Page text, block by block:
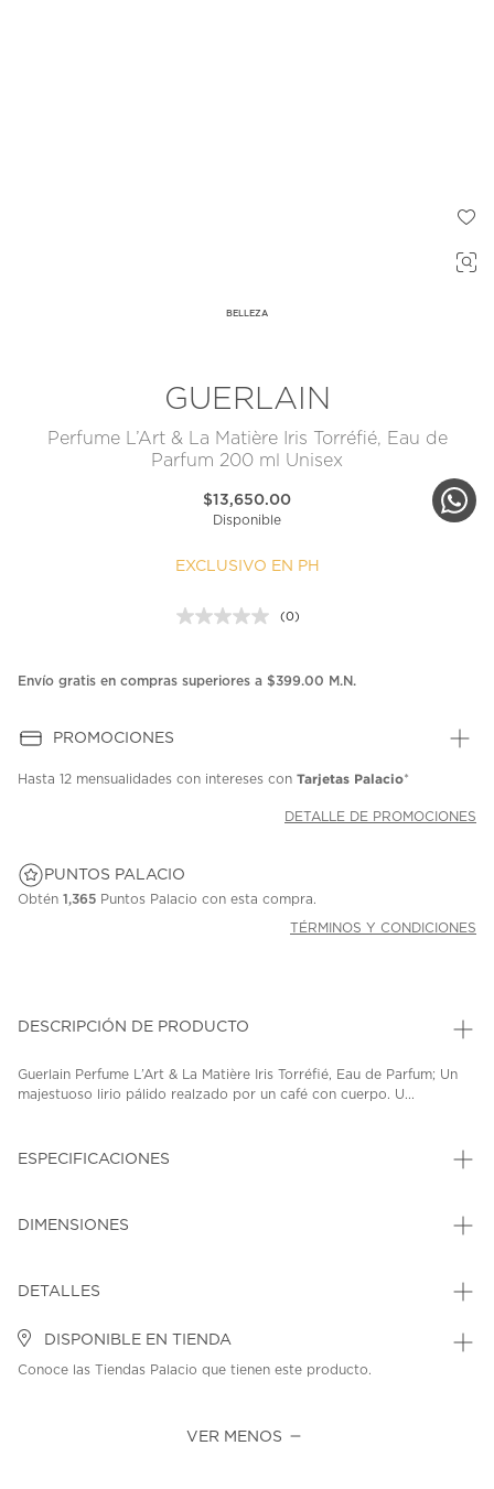
BELLEZA
GUERLAIN
Perfume L’Art & La Matière Iris Torréfié, Eau de
Parfum 200 ml Unisex
$13,650.00
Disponible
EXCLUSIVO EN PH
Sin
en
(0)
Envío gratis en compras superiores a $399.00 M.N.
PROMOCIONES
Hasta 12 mensualidades con intereses con Tarjetas Palacio*
DETALLE DE PROMOCIONES
PUNTOS PALACIO
Obtén 1,365 Puntos Palacio con esta compra.
TÉRMINOS Y CONDICIONES
DESCRIPCIÓN DE PRODUCTO
Guerlain Perfume L’Art & La Matière Iris Torréfié, Eau de Parfum; Un
majestuoso lirio pálido realzado por un café con cuerpo. U...
ESPECIFICACIONES
DIMENSIONES
DETALLES
DISPONIBLE EN TIENDA
Conoce las Tiendas Palacio que tienen este producto.
VER MENOS